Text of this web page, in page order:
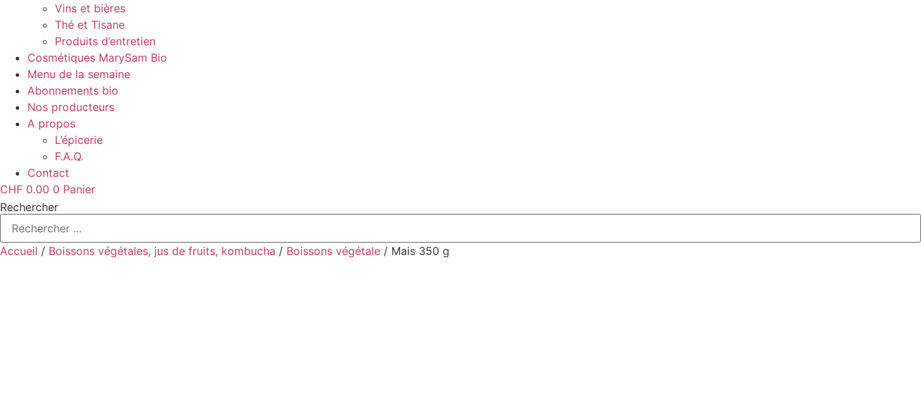
Vins et bières
Thé et Tisane
Produits d’entretien
Cosmétiques MarySam Bio
Menu de la semaine
Abonnements bio
Nos producteurs
A propos
L’épicerie
F.A.Q.
Contact
CHF 0.00 0 Panier
Rechercher
Accueil / Boissons végétales, jus de fruits, kombucha / Boissons végétale / Mais 350 g